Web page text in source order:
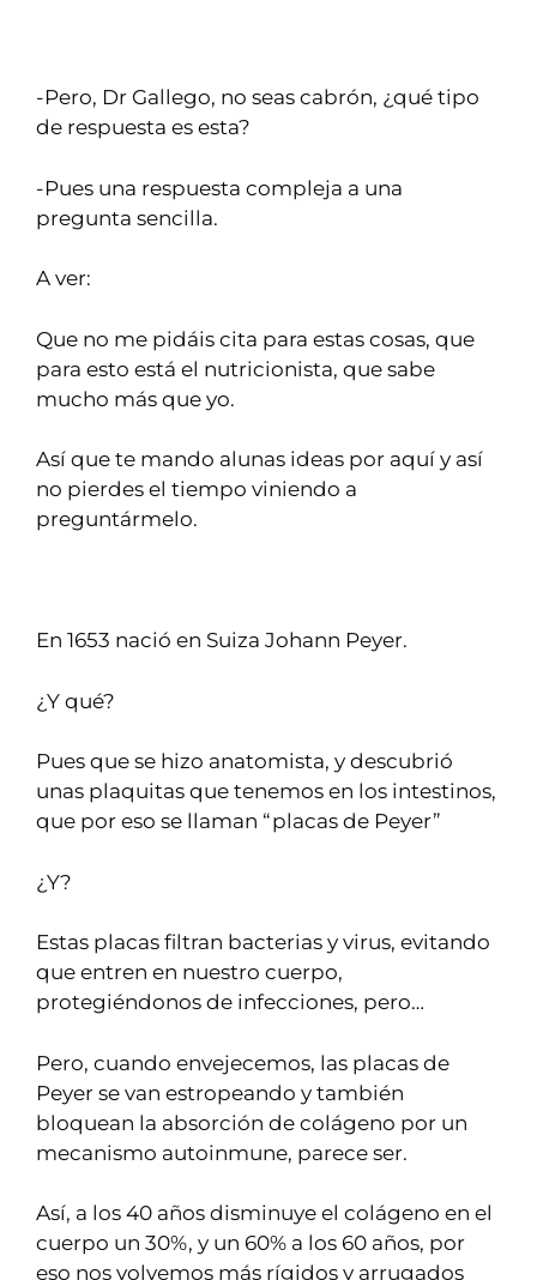
-Pero, Dr Gallego, no seas cabrón, ¿qué tipo
de respuesta es esta?
-Pues una respuesta compleja a una
pregunta sencilla.
A ver:
Que no me pidáis cita para estas cosas, que
para esto está el nutricionista, que sabe
mucho más que yo.
Así que te mando alunas ideas por aquí y así
no pierdes el tiempo viniendo a
preguntármelo.
En 1653 nació en Suiza Johann Peyer.
¿Y qué?
Pues que se hizo anatomista, y descubrió
unas plaquitas que tenemos en los intestinos,
que por eso se llaman “placas de Peyer”
¿Y?
Estas placas filtran bacterias y virus, evitando
que entren en nuestro cuerpo,
protegiéndonos de infecciones, pero…
Pero, cuando envejecemos, las placas de
Peyer se van estropeando y también
bloquean la absorción de colágeno por un
mecanismo autoinmune, parece ser.
Así, a los 40 años disminuye el colágeno en el
cuerpo un 30%, y un 60% a los 60 años, por
eso nos volvemos más rígidos y arrugados